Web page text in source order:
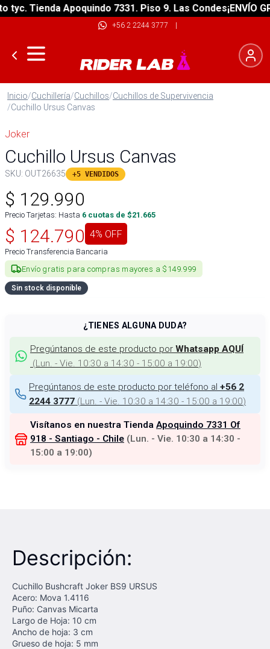
Tienda Apoquindo 7331. Piso 9. Las Condes¡ENVÍO
+56 2 2244 3777 |
Inicio/Cuchillería/Cuchillos/Cuchillos de Supervivencia
/Cuchillo Ursus Canvas
Joker
Cuchillo Ursus Canvas
SKU: OUT26635 +5 VENDIDOS
$ 129.990
Precio Tarjetas: Hasta 6 cuotas de $21.665
$ 124.790 4% OFF
Precio Transferencia Bancaria
Envío gratis para compras mayores a $149.999
Sin stock disponible
¿TIENES ALGUNA DUDA?
Pregúntanos de este producto por Whatsapp AQUÍ
(Lun. - Vie. 10:30 a 14:30 - 15:00 a 19:00)
Pregúntanos de este producto por teléfono al +56 2
2244 3777 (Lun. - Vie. 10:30 a 14:30 - 15:00 a 19:00)
Visítanos en nuestra Tienda Apoquindo 7331 Of
918 - Santiago - Chile (Lun. - Vie. 10:30 a 14:30 -
15:00 a 19:00)
Descripción:
Cuchillo Bushcraft Joker BS9 URSUS
Acero: Mova 1.4116
Puño: Canvas Micarta
Largo de Hoja: 10 cm
Ancho de hoja: 3 cm
Grueso de hoja: 5 mm